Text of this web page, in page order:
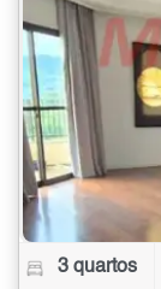
3 quartos